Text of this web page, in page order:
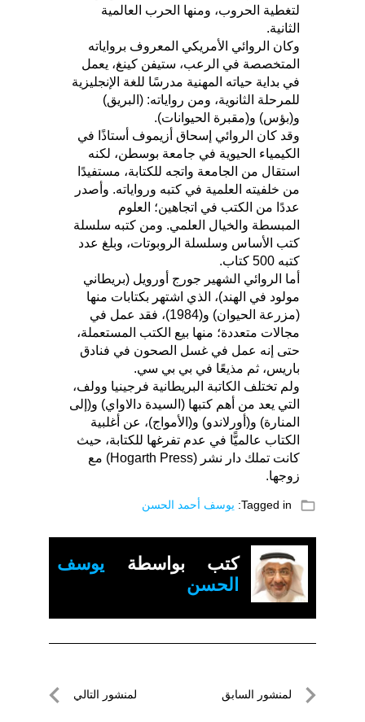
لتغطية الحروب، ومنها الحرب العالمية
الثانية.
وكان الروائي الأمريكي المعروف برواياته
المتخصصة في الرعب، ستيفن كينغ، يعمل
في بداية حياته المهنية مدرسًا للغة الإنجليزية
للمرحلة الثانوية، ومن رواياته: (البريق)
و(بؤس) و(مقبرة الحيوانات).
وقد كان الروائي إسحاق أزيموف أستاذًا في
الكيمياء الحيوية في جامعة بوسطن، لكنه
استقال من الجامعة واتجه للكتابة، مستفيدًا
من خلفيته العلمية في كتبه ورواياته. وأصدر
عددًا من الكتب في اتجاهين؛ العلوم
المبسطة والخيال العلمي. ومن كتبه سلسلة
كتب الأساس وسلسلة الروبوتات، وبلغ عدد
كتبه 500 كتاب.
أما الروائي الشهير جورج أورويل (بريطاني
مولود في الهند)، الذي اشتهر بكتابات منها
(مزرعة الحيوان) و(1984)، فقد عمل في
مجالات متعددة؛ منها بيع الكتب المستعملة،
حتى إنه عمل في غسل الصحون في فنادق
باريس، ثم مذيعًا في بي بي سي.
ولم تختلف الكاتبة البريطانية فرجينيا وولف،
التي يعد من أهم كتبها (السيدة دالاواي) و(إلى
المنارة) و(أورلاندو) و(الأمواج)، عن أغلبية
الكتاب عالميًّا في عدم تفرغها للكتابة، حيث
كانت تملك دار نشر (Hogarth Press) مع
زوجها.
folder_open
Tagged in: يوسف أحمد الحسن
كتب بواسطة يوسف
الحسن
تصفّحلمنشور السابق لمنشور التالي